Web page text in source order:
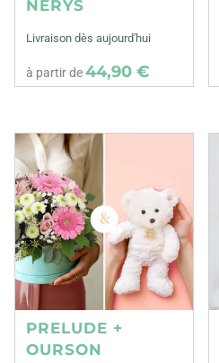
NERYS
Livraison dès aujourd'hui
à partir de44,90 €
PRELUDE +
OURSON